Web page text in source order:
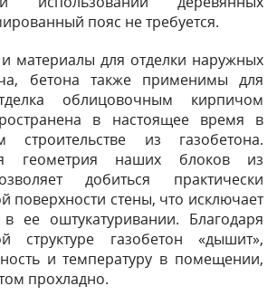
пояс не требуется.
материалы для отделки наружных
бетона также применимы для
облицовочным кирпичом
в настоящее время в
строительстве из газобетона.
геометрия наших блоков из
добиться практически
поверхности стены, что исключает
ее оштукатуривании. Благодаря
структуре газобетон «дышит»,
и температуру в помещении,
прохладно.